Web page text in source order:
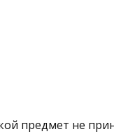
предмет не